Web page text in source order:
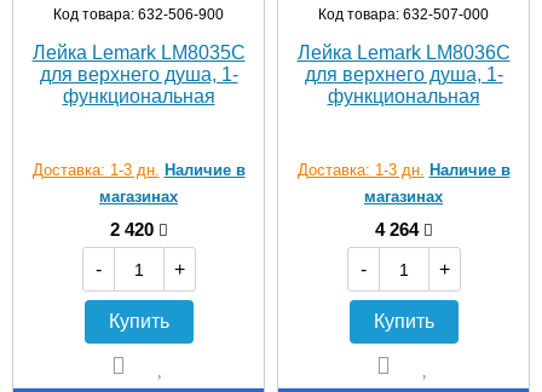
Код товара: 632-506-900
Лейка Lemark LM8035C
для верхнего душа, 1-
функциональная
Доставка: 1-3 дн. Наличие в
магазинах
2 420
-
+
Купить
Код товара: 632-507-000
Лейка Lemark LM8036C
для верхнего душа, 1-
функциональная
Доставка: 1-3 дн. Наличие в
магазинах
4 264
-
+
Купить